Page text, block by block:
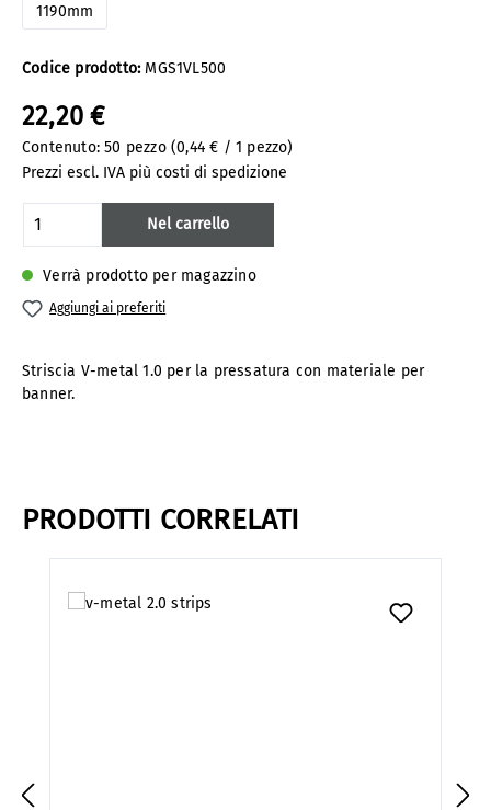
Codice prodotto: MGS1VL500
22,20 €
Contenuto:50 pezzo(0,44 € / 1 pezzo)
Prezzi escl. IVA più costi di spedizione
Verrà prodotto per magazzino
1190mm
Quantità del prodotto: inserisci la
Nel carrello
Aggiungi ai preferiti
Striscia V-metal 1.0 per la pressatura con materiale per
banner.
PRODOTTI CORRELATI